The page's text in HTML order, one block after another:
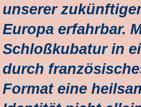
unserer
Europa erfahrbar.
Schloßkubatur in
durch
Format eine